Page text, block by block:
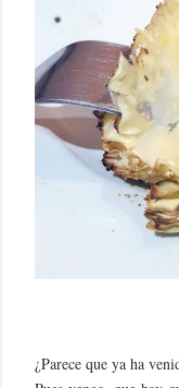
¿Parece que ya ha